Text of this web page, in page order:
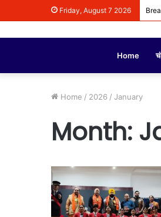
Friday, August 7 2026
Home
Home / 2026 / January
Month: